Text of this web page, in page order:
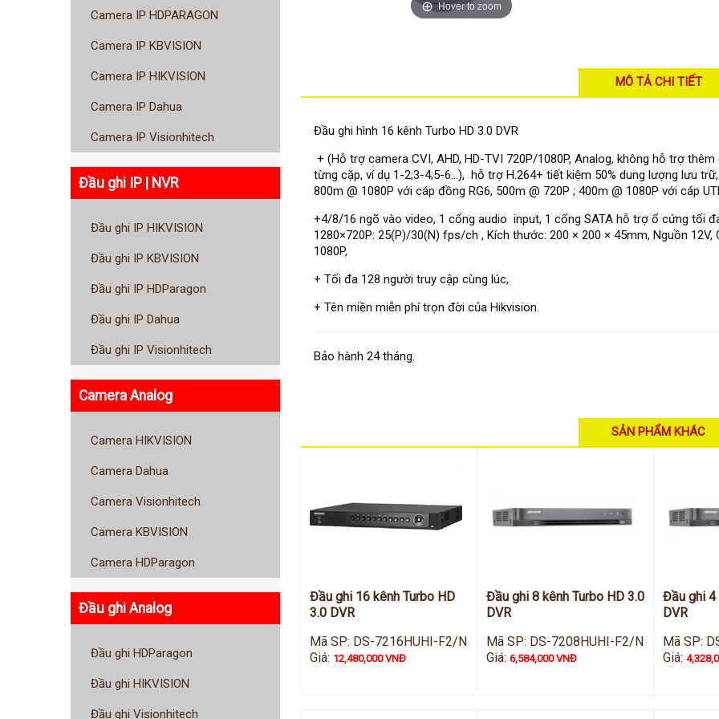
Camera IP HDPARAGON
Camera IP KBVISION
Camera IP HIKVISION
Camera IP Dahua
Camera IP Visionhitech
Đầu ghi IP | NVR
Đầu ghi IP HIKVISION
Đầu ghi IP KBVISION
Đầu ghi IP HDParagon
Đầu ghi IP Dahua
Đầu ghi IP Visionhitech
Camera Analog
Camera HIKVISION
Camera Dahua
Camera Visionhitech
Camera KBVISION
Camera HDParagon
Đầu ghi Analog
Đầu ghi HDParagon
Đầu ghi HIKVISION
Đầu ghi Visionhitech
Hover to zoom
MÔ TẢ CHI TIẾT
Đầu ghi hình 16 kênh Turbo HD 3.0 DVR
+ (Hỗ trợ camera CVI, AHD, HD-TVI 720P/1080P, Analog, không hỗ trợ
từng cặp, ví dụ 1-2;3-4;5-6...), hỗ trợ H.264+ tiết kiệm 50% dung lượng lưu
800m @ 1080P với cáp đồng RG6, 500m @ 720P ; 400m @ 1080P với cáp
+4/8/16 ngõ vào video, 1 cổng audio input, 1 cổng SATA hỗ trợ ổ cứng tối
1280×720P: 25(P)/30(N) fps/ch , Kích thước: 200 × 200 × 45mm, Nguồn
1080P,
+ Tối đa 128 người truy cập cùng lúc,
+ Tên miền miễn phí trọn đời của Hikvision.
Bảo hành 24 tháng.
SẢN PHẨM KHÁC
Đầu ghi 16 kênh Turbo HD
3.0 DVR
Mã SP: DS-7216HUHI-F2/N
Giá: 12,480,000 VNĐ
Đầu ghi 8 kênh Turbo HD 3.0
DVR
Mã SP: DS-7208HUHI-F2/N
Giá:6,584,000 VNĐ
Đầu ghi 4
DVR
Mã SP:
Giá: